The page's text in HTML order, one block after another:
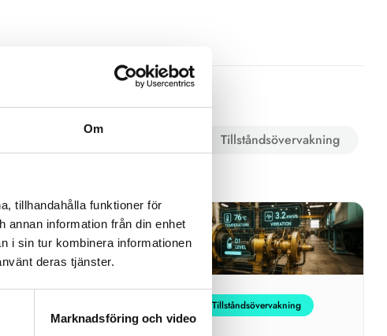
Om
tillhandahålla funktioner för
annan information från din enhet
i sin tur kombinera informationen
deras tjänster.
Marknadsföring och video
Tillståndsövervakning
Tillståndsövervakning